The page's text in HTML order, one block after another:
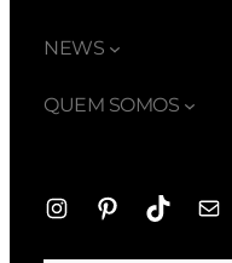
NEWS
QUEM SOMOS
InstagramPinterestTikTokE-